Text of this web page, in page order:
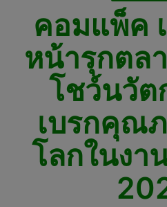
in
คอมแพ็ค
หน้ารุกตล
โชว์นวัต
เบรกคุณ
โลกในงา